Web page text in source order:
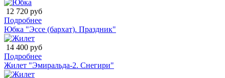
12 720 руб
Подробнее
Юбка "Эссе (бархат). Праздник"
14 400 руб
Подробнее
Жилет "Эмиральда-2. Снегири"